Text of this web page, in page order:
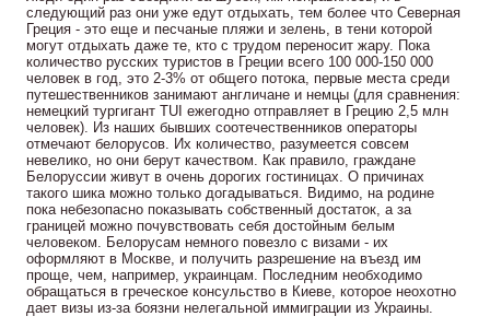
следующий раз они уже едут отдыхать, тем более что Северная
Греция - это еще и песчаные пляжи и зелень, в тени которой
могут отдыхать даже те, кто с трудом переносит жару. Пока
количество русских туристов в Греции всего 100 000-150 000
человек в год, это 2-3% от общего потока, первые места среди
путешественников занимают англичане и немцы (для сравнения:
немецкий тургигант TUI ежегодно отправляет в Грецию 2,5 млн
человек). Из наших бывших соотечественников операторы
отмечают белорусов. Их количество, разумеется совсем
невелико, но они берут качеством. Как правило, граждане
Белоруссии живут в очень дорогих гостиницах. О причинах
такого шика можно только догадываться. Видимо, на родине
пока небезопасно показывать собственный достаток, а за
границей можно почувствовать себя достойным белым
человеком. Белорусам немного повезло с визами - их
оформляют в Москве, и получить разрешение на въезд им
проще, чем, например, украинцам. Последним необходимо
обращаться в греческое консульство в Киеве, которое неохотно
дает визы из-за боязни нелегальной иммиграции из Украины.